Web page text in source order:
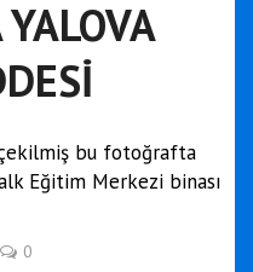
bu fotoğrafta
Eğitim Merkezi binası
0